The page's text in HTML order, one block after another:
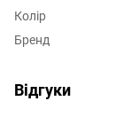
Колір
Бренд
Відгуки